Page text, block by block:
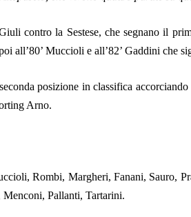
contro la Sestese, che segnano il
all’80’ Muccioli e all’82’ Gaddini che
posizione in classifica
Arno.
Rombi, Margheri, Fanani, Sauro,
Pallanti, Tartarini.